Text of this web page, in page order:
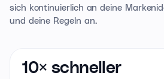
sich kontinuierlich an deine
und deine Regeln an.
10× schneller